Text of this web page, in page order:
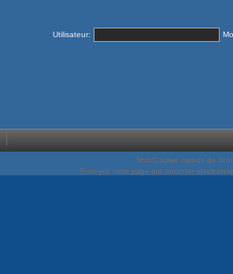
Utilisateur:
Voir/Cacher menus de
Envoyez cette page par courrier